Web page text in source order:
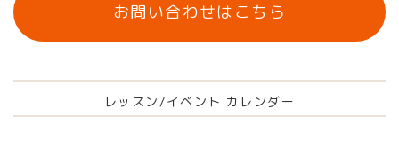
お問い合わせはこちら
レッスン/イベント カレンダー